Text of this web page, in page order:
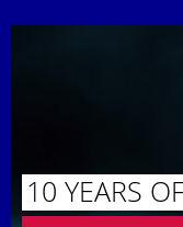
10 YEARS